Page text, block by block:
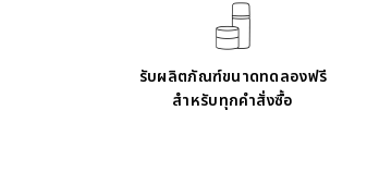
รับผลิตภัณฑ์ขนาดทดลองฟรี
สำหรับทุกคำสั่งซื้อ